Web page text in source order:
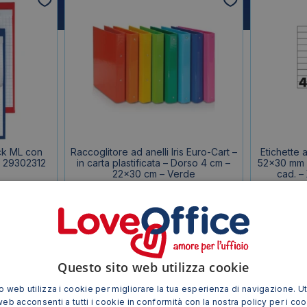
ML con
Raccoglitore ad anelli Iris Euro-Cart –
in carta plastificata – Dorso 4 cm –
22×30 cm – Verde
IVA esclusa
Etichette
52×30
cad. –
Questo sito web utilizza cookie
web utilizza i cookie per migliorare la tua esperienza di navigazione.
acconsenti a tutti i cookie in conformità con la nostra policy per i